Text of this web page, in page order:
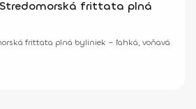
frittata plná
frittata plná byliniek – ľahká, voňavá